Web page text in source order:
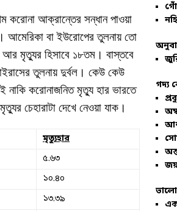
করোনা আক্রান্তের সন্ধান পাওয়া
আমেরিকা বা ইউরোপের তুলনায় তো
মৃত্যুর হিসাবে ১৮তম। বাস্তবে
তুলনায় দুর্বল। কেউ কেউ
নাকি করোনাজনিত মৃত্যু হার ভারতে
চেহারাটা দেখে নেওয়া যাক।
মৃত্যুহার
৫.৬৩
১০.৪০
১৩.৩৯
গদ্য